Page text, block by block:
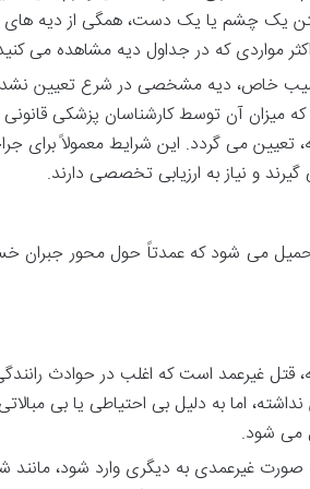
یک چشم یا یک دست، همگی از دیه های
که در جداول دیه مشاهده می
خاص، دیه مشخصی در شرع تعیین نشده
میزان آن توسط کارشناسان پزشکی
تعیین می گردد. این شرایط معمولاً
و نیاز به ارزیابی تخصصی دارند.
تحمیل می شود که عمدتاً حول محور جبران
قتل غیرعمد است که اغلب در حوادث
اما به دلیل بی احتیاطی یا بی
می شود.
غیرعمدی به دیگری وارد شود، مانند